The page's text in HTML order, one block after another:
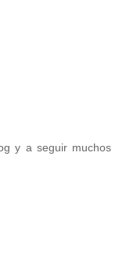
y a seguir muchos